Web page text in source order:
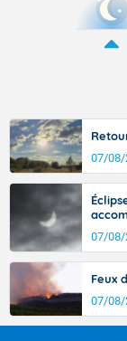
07/08/
07/08/
Feux
07/08/